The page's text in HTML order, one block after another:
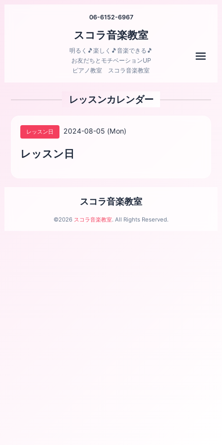
06-6152-6967
スコラ音楽教室
明るく🎵楽しく🎵音楽できる🎵
お友だちとモチベーションUP
ピアノ教室 スコラ音楽教室
レッスンカレンダー
レッスン日 2024-08-05 (Mon)
レッスン日
スコラ音楽教室
©2026 スコラ音楽教室. All Rights Reserved.